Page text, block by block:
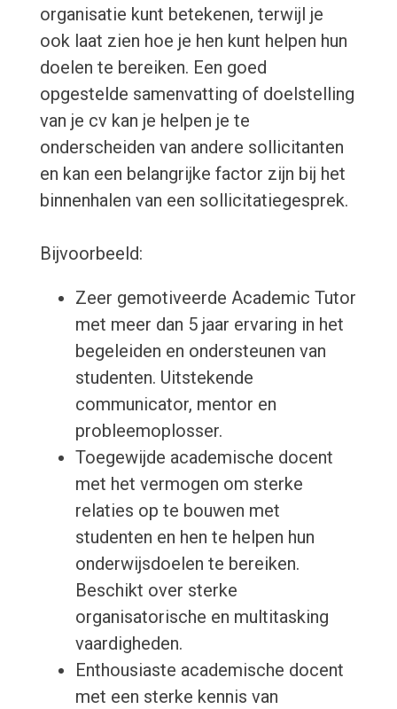
organisatie kunt betekenen, terwijl je
ook laat zien hoe je hen kunt helpen hun
doelen te bereiken. Een goed
opgestelde samenvatting of doelstelling
van je cv kan je helpen je te
onderscheiden van andere sollicitanten
en kan een belangrijke factor zijn bij het
binnenhalen van een sollicitatiegesprek.
Bijvoorbeeld:
Zeer gemotiveerde Academic Tutor
met meer dan 5 jaar ervaring in het
begeleiden en ondersteunen van
studenten. Uitstekende
communicator, mentor en
probleemoplosser.
Toegewijde academische docent
met het vermogen om sterke
relaties op te bouwen met
studenten en hen te helpen hun
onderwijsdoelen te bereiken.
Beschikt over sterke
organisatorische en multitasking
vaardigheden.
Enthousiaste academische docent
met een sterke kennis van